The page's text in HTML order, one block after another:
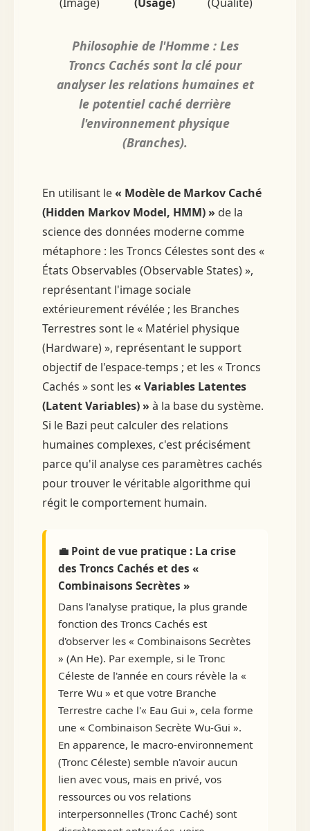
Philosophie de l'Homme :Les
Troncs Cachés sont la clé pour
analyser les relations humaines et
le potentiel caché derrière
l'environnement physique
(Branches).
En utilisant le« Modèle de Markov Caché
(Hidden Markov Model, HMM) » de la
science des données moderne comme
métaphore : les Troncs Célestes sont des «
États Observables (Observable States) »,
représentant l'image sociale
extérieurement révélée ; les Branches
Terrestres sont le « Matériel physique
(Hardware) », représentant le support
objectif de l'espace-temps ; et les « Troncs
Cachés » sont les « Variables Latentes
(Latent Variables) » à la base du système.
Si le Bazi peut calculer des relations
humaines complexes, c'est précisément
parce qu'il analyse ces paramètres cachés
pour trouver le véritable algorithme qui
régit le comportement humain.
💼 Point de vue pratique : La crise
des Troncs Cachés et des «
Combinaisons Secrètes »
Dans l'analyse pratique, la plus grande
fonction des Troncs Cachés est
d'observer les « Combinaisons Secrètes
» (An He). Par exemple, si le Tronc
Céleste de l'année en cours révèle la «
Terre Wu » et que votre Branche
Terrestre cache l'« Eau Gui », cela forme
une « Combinaison Secrète Wu-Gui ».
En apparence, le macro-environnement
(Tronc Céleste) semble n'avoir aucun
lien avec vous, mais en privé, vos
ressources ou vos relations
interpersonnelles (Tronc Caché) sont